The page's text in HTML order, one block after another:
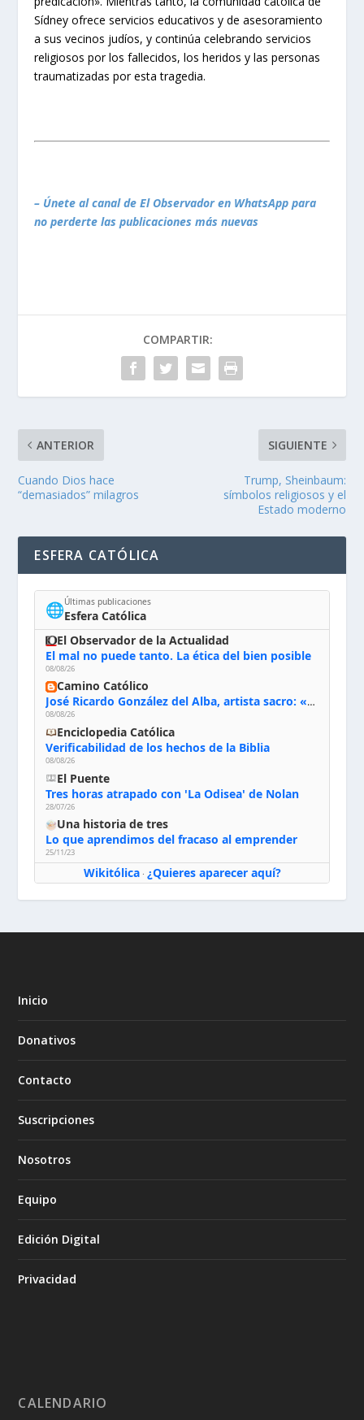
Sídney ofrece servicios educativos y de asesoramiento
a sus vecinos judíos, y continúa celebrando servicios
religiosos por los fallecidos, los heridos y las personas
traumatizadas por esta tragedia.
– Únete al canal de El Observador en WhatsApp para
no perderte las publicaciones más nuevas
COMPARTIR:
ANTERIOR
Cuando Dios hace
“demasiados” milagros
SIGUIENTE
Trump, Sheinbaum:
símbolos religiosos y el
Estado moderno
ESFERA CATÓLICA
🌐Últimas publicaciones
Esfera Católica
El Observador de la Actualidad
El mal no puede tanto. La ética del bien posible
08/08/26
Camino Católico
José Ricardo González del Alba, artista sacro: «Yo oro, hablo con Dios, le pido al Espíritu Santo su inspiración y siempre pinto rezando el rosario para que sea Él quien actúe a través de mis manos»
08/08/26
Enciclopedia Católica
Verificabilidad de los hechos de la Biblia
08/08/26
El Puente
Tres horas atrapado con 'La Odisea' de Nolan
28/07/26
Una historia de tres
Lo que aprendimos del fracaso al emprender
25/11/23
Wikitólica· ¿Quieres aparecer aquí?
Inicio
Donativos
Contacto
Suscripciones
Nosotros
Equipo
Edición Digital
Privacidad
CALENDARIO